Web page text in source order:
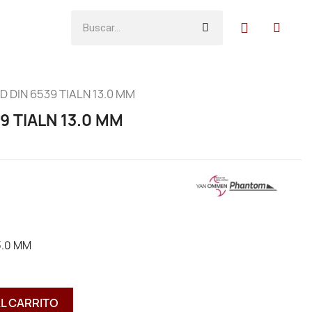
DIN 6539 TIALN 13.0 MM
TIALN 13.0 MM
MM
CARRITO